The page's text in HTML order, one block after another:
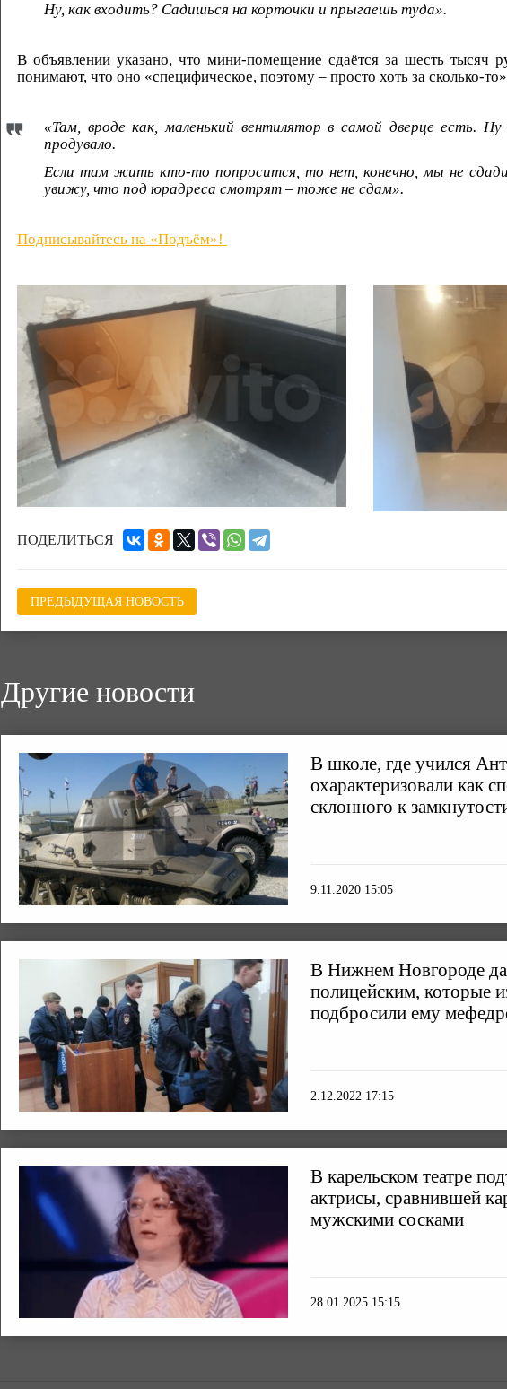
Ну, как входить? Садишься на корточки и прыгаешь туда».
В объявлении указано, что мини-помещение сдаётся за шесть тысяч
понимают, что оно «специфическое, поэтому – просто хоть за сколько-
«Там, вроде как, маленький вентилятор в самой дверце есть.
продувало.
Если там жить кто-то попросится, то нет, конечно, мы не
увижу, что под юрадреса смотрят – тоже не сдам».
Подписывайтесь на «Подъём»!
ПОДЕЛИТЬСЯ
ПРЕДЫДУЩАЯ НОВОСТЬ
Другие новости
В школе, где учился
охарактеризовали как
склонного к
9.11.2020 15:05
В Нижнем Новгороде
полицейским, которые
подбросили ему
2.12.2022 17:15
В карельском театре
актрисы, сравнившей
мужскими сосками
28.01.2025 15:15